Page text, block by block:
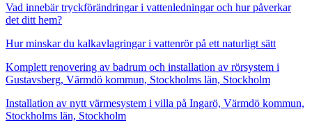
Vad innebär tryckförändringar i vattenledningar och hur påverkar
det ditt hem?
Hur minskar du kalkavlagringar i vattenrör på ett naturligt sätt
Komplett renovering av badrum och installation av rörsystem i
Gustavsberg, Värmdö kommun, Stockholms län, Stockholm
Installation av nytt värmesystem i villa på Ingarö, Värmdö kommun,
Stockholms län, Stockholm